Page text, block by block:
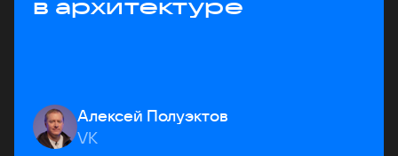
в архитектуре
Алексей Полуэктов
VK